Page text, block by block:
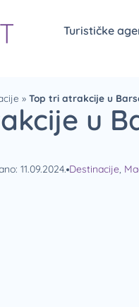
Turističke
» Top tri atrakcije u
u
11.09.2024. Destinacije,